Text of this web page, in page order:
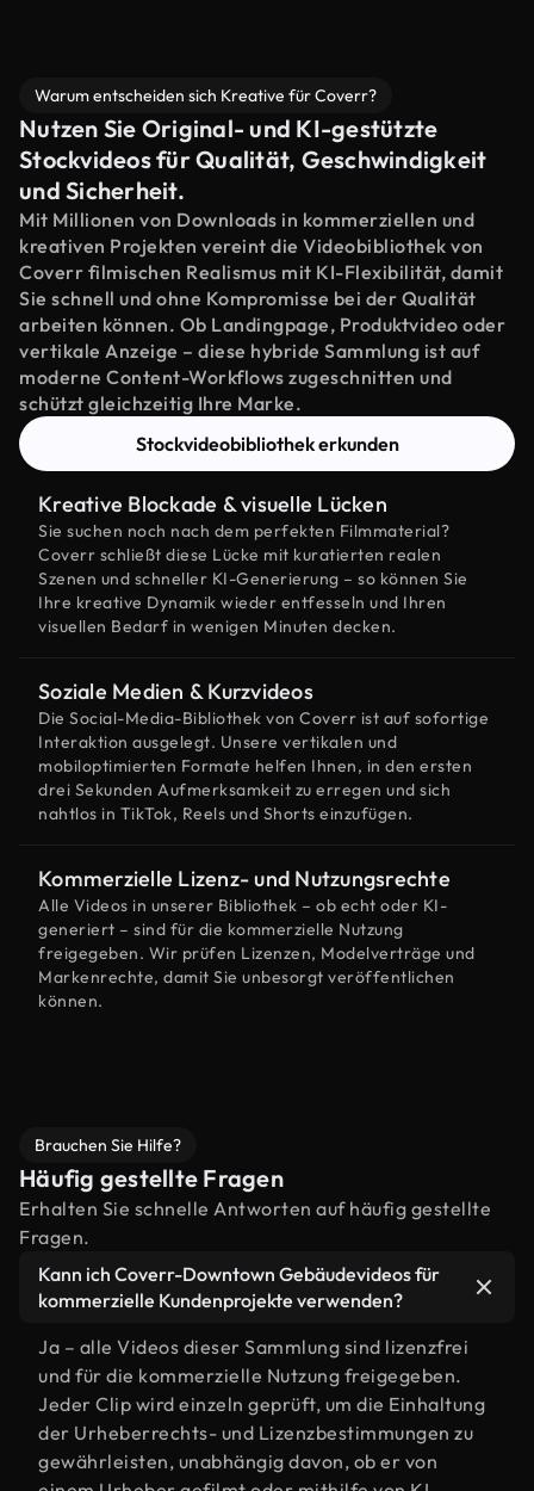
Warum entscheiden sich Kreative für Coverr?
Nutzen Sie Original- und KI-gestützte
Stockvideos für Qualität, Geschwindigkeit
und Sicherheit.
Mit Millionen von Downloads in kommerziellen und
kreativen Projekten vereint die Videobibliothek von
Coverr filmischen Realismus mit KI-Flexibilität, damit
Sie schnell und ohne Kompromisse bei der Qualität
arbeiten können. Ob Landingpage, Produktvideo oder
vertikale Anzeige – diese hybride Sammlung ist auf
moderne Content-Workflows zugeschnitten und
schützt gleichzeitig Ihre Marke.
Stockvideobibliothek erkunden
Kreative Blockade & visuelle Lücken
Sie suchen noch nach dem perfekten Filmmaterial?
Coverr schließt diese Lücke mit kuratierten realen
Szenen und schneller KI-Generierung – so können Sie
Ihre kreative Dynamik wieder entfesseln und Ihren
visuellen Bedarf in wenigen Minuten decken.
Soziale Medien & Kurzvideos
Die Social-Media-Bibliothek von Coverr ist auf sofortige
Interaktion ausgelegt. Unsere vertikalen und
mobiloptimierten Formate helfen Ihnen, in den ersten
drei Sekunden Aufmerksamkeit zu erregen und sich
nahtlos in TikTok, Reels und Shorts einzufügen.
Kommerzielle Lizenz- und Nutzungsrechte
Alle Videos in unserer Bibliothek – ob echt oder KI-
generiert – sind für die kommerzielle Nutzung
freigegeben. Wir prüfen Lizenzen, Modelverträge und
Markenrechte, damit Sie unbesorgt veröffentlichen
können.
Brauchen Sie Hilfe?
Häufig gestellte Fragen
Erhalten Sie schnelle Antworten auf häufig gestellte
Fragen.
Kann ich Coverr-Downtown Gebäudevideos für
kommerzielle Kundenprojekte verwenden?
Ja – alle Videos dieser Sammlung sind lizenzfrei
und für die kommerzielle Nutzung freigegeben.
Jeder Clip wird einzeln geprüft, um die Einhaltung
der Urheberrechts- und Lizenzbestimmungen zu
gewährleisten, unabhängig davon, ob er von